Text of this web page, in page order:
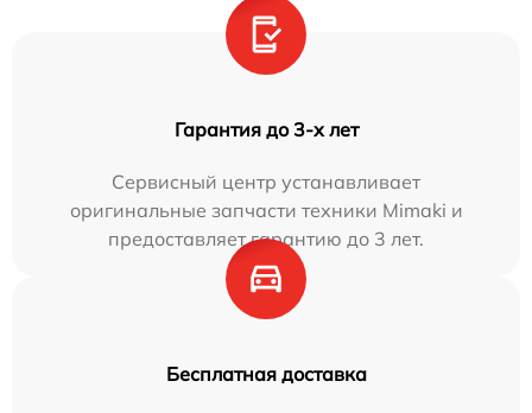
Гарантия до 3-х лет
Сервисный центр устанавливает
оригинальные запчасти техники Mimaki и
предоставляет гарантию до 3 лет.
Бесплатная доставка